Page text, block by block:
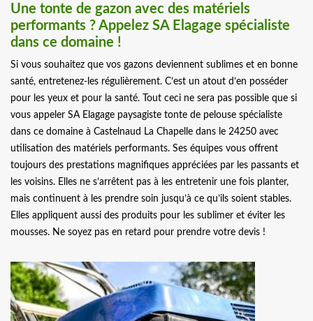
Une tonte de gazon avec des matériels
performants ? Appelez SA Elagage spécialiste
dans ce domaine !
Si vous souhaitez que vos gazons deviennent sublimes et en bonne
santé, entretenez-les régulièrement. C’est un atout d’en posséder
pour les yeux et pour la santé. Tout ceci ne sera pas possible que si
vous appeler SA Elagage paysagiste tonte de pelouse spécialiste
dans ce domaine à Castelnaud La Chapelle dans le 24250 avec
utilisation des matériels performants. Ses équipes vous offrent
toujours des prestations magnifiques appréciées par les passants et
les voisins. Elles ne s’arrêtent pas à les entretenir une fois planter,
mais continuent à les prendre soin jusqu’à ce qu’ils soient stables.
Elles appliquent aussi des produits pour les sublimer et éviter les
mousses. Ne soyez pas en retard pour prendre votre devis !